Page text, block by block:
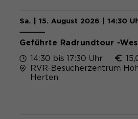
Sa. | 15. August 2026 | 14:30
Geführte Radrundtour -
14:30 bis 17:30 Uhr
RVR-Besucherzentrum
Herten